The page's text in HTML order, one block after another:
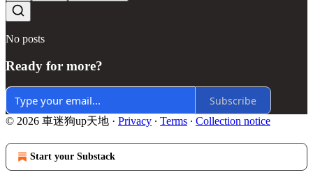
No posts
Ready for more?
Subscribe
© 2026 車迷狗up天地 · Privacy ∙ Terms ∙ Collection notice
Start your Substack